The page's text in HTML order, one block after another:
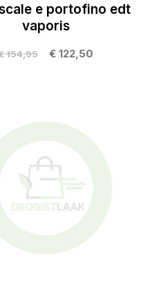
e portofino edt
vaporis
€ 122,50
154,95